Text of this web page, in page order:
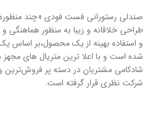
طراحی خلاقانه و زیبا به منظور هماهنگی و
و استفاده بهینه از یک محصول،بر اساس
شده است و با اعلا ترین متریال های
شادکامی مشتریان در دسته پر فروش‌ترين
شرکت نظری قرار گرفته است.